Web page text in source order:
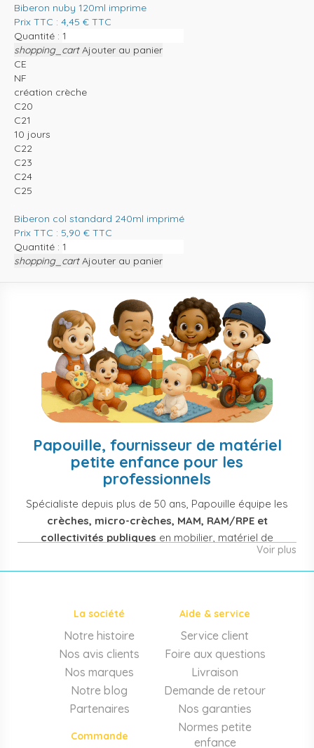
Biberon nuby 120ml imprime
Prix TTC : 4,45 € TTC
Quantité :
shopping_cart Ajouter au panier
CE
NF
création crèche
C20
C21
10 jours
C22
C23
C24
C25
Biberon col standard 240ml imprimé
Prix TTC : 5,90 € TTC
Quantité :
shopping_cart Ajouter au panier
Papouille, fournisseur de matériel
petite enfance pour les
professionnels
Spécialiste depuis plus de 50 ans, Papouille équipe les
crèches, micro-crèches, MAM, RAM/RPE et
collectivités publiques en mobilier, matériel de
puériculture, jouets et équipement pour structures
d'accueil de la petite enfance. Notre offre couvre
cabinets infirmiers).
Mobilier et équipement de crèche
Lits crèche en bois, couchettes empilables, meubles à
langer sur mesure en résine antibactérienne, tables et
chaises adaptées aux 0-6 ans, banc-vestiaire, barrières de
séparation. Tout le matériel pour aménager une structure
conforme aux normes PMI.
Voir plus
La société
Notre histoire
Nos avis clients
Nos marques
Notre blog
Partenaires
Commande
Aide & service
Service client
Foire aux questions
Livraison
Demande de retour
Nos garanties
Normes petite
enfance